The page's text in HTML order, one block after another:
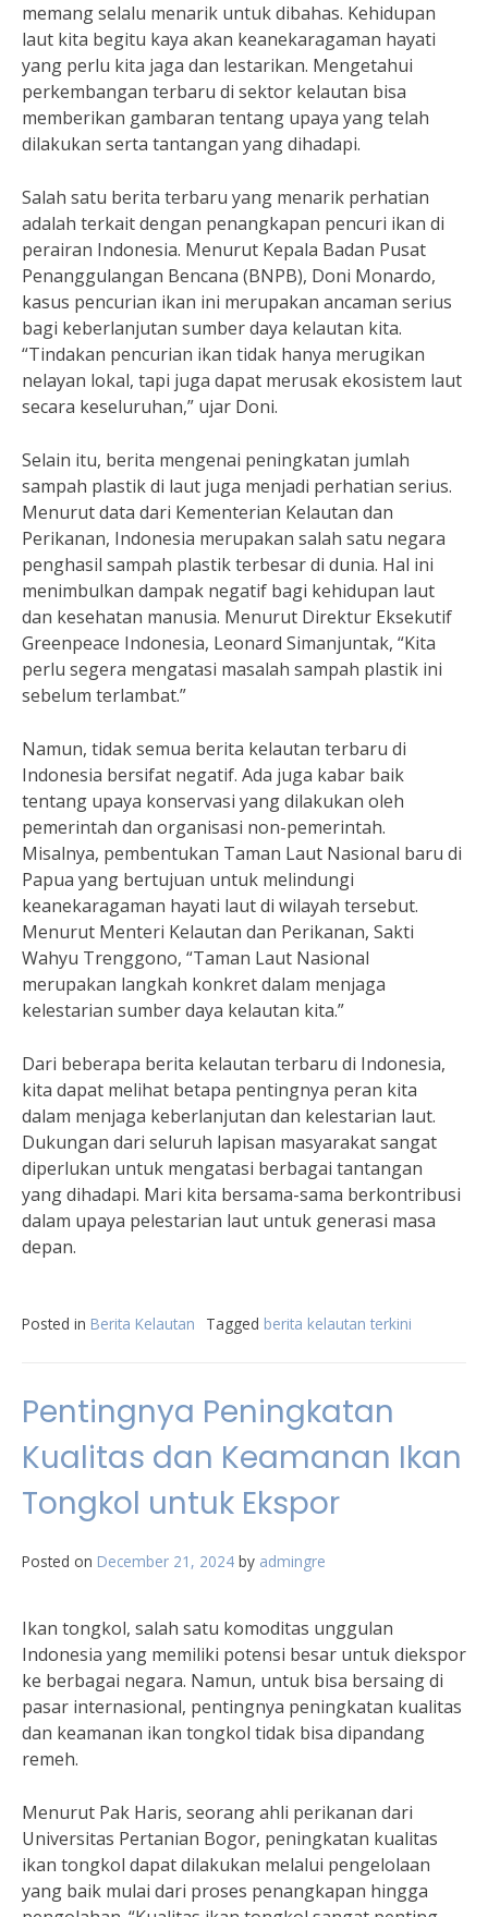
memang selalu menarik untuk dibahas. Kehidupan
laut kita begitu kaya akan keanekaragaman hayati
yang perlu kita jaga dan lestarikan. Mengetahui
perkembangan terbaru di sektor kelautan bisa
memberikan gambaran tentang upaya yang telah
dilakukan serta tantangan yang dihadapi.
Salah satu berita terbaru yang menarik perhatian
adalah terkait dengan penangkapan pencuri ikan di
perairan Indonesia. Menurut Kepala Badan Pusat
Penanggulangan Bencana (BNPB), Doni Monardo,
kasus pencurian ikan ini merupakan ancaman serius
bagi keberlanjutan sumber daya kelautan kita.
“Tindakan pencurian ikan tidak hanya merugikan
nelayan lokal, tapi juga dapat merusak ekosistem laut
secara keseluruhan,” ujar Doni.
Selain itu, berita mengenai peningkatan jumlah
sampah plastik di laut juga menjadi perhatian serius.
Menurut data dari Kementerian Kelautan dan
Perikanan, Indonesia merupakan salah satu negara
penghasil sampah plastik terbesar di dunia. Hal ini
menimbulkan dampak negatif bagi kehidupan laut
dan kesehatan manusia. Menurut Direktur Eksekutif
Greenpeace Indonesia, Leonard Simanjuntak, “Kita
perlu segera mengatasi masalah sampah plastik ini
sebelum terlambat.”
Namun, tidak semua berita kelautan terbaru di
Indonesia bersifat negatif. Ada juga kabar baik
tentang upaya konservasi yang dilakukan oleh
pemerintah dan organisasi non-pemerintah.
Misalnya, pembentukan Taman Laut Nasional baru di
Papua yang bertujuan untuk melindungi
keanekaragaman hayati laut di wilayah tersebut.
Menurut Menteri Kelautan dan Perikanan, Sakti
Wahyu Trenggono, “Taman Laut Nasional
merupakan langkah konkret dalam menjaga
kelestarian sumber daya kelautan kita.”
Dari beberapa berita kelautan terbaru di Indonesia,
kita dapat melihat betapa pentingnya peran kita
dalam menjaga keberlanjutan dan kelestarian laut.
Dukungan dari seluruh lapisan masyarakat sangat
diperlukan untuk mengatasi berbagai tantangan
yang dihadapi. Mari kita bersama-sama berkontribusi
dalam upaya pelestarian laut untuk generasi masa
depan.
Posted in Berita Kelautan Tagged berita kelautan terkini
Pentingnya Peningkatan
Kualitas dan Keamanan Ikan
Tongkol untuk Ekspor
Posted on December 21, 2024 by admingre
Ikan tongkol, salah satu komoditas unggulan
Indonesia yang memiliki potensi besar untuk diekspor
ke berbagai negara. Namun, untuk bisa bersaing di
pasar internasional, pentingnya peningkatan kualitas
dan keamanan ikan tongkol tidak bisa dipandang
remeh.
Menurut Pak Haris, seorang ahli perikanan dari
Universitas Pertanian Bogor, peningkatan kualitas
ikan tongkol dapat dilakukan melalui pengelolaan
yang baik mulai dari proses penangkapan hingga